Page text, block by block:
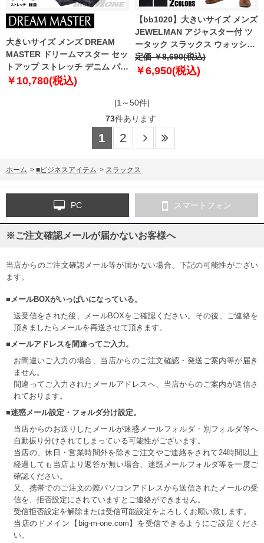
大きいサイズ メンズ DREAM
MASTER ドリームマスター セッ
トアップ ストレッチ デニム パン
ツ 軽量 ウォッシャブル
￥10,780(税込)
【bb1020】大きいサイズ メンズ
JEWELMAN アジャスター付 ツ
ータック スラックス ウォッシャ
ブル 20800
定価 ￥8,690(税込)
￥6,950(税込)
[1～50件]
73件あります
1 2
ホーム > ■ビジネスアイテム > スラックス
PC スマートフォン
※ご注文確認メールが届かないお客様へ
当店からのご注文確認メール等が届かない場合、下記の可能性がござい
ます。
■メールBOXがいっぱいになっている。
送受信をされた後、メールBOXをご確認ください。その後、ご連絡を
頂きましたらメールを再送させて頂きます。
■メールアドレスを間違ってご入力。
お間違いご入力の場合、当店からのご注文確認・発送ご案内等が届き
ません。
間違ってご入力されたメールアドレスへ、当店からのご案内が送信さ
れております。
■迷惑メール設定・フォルダ分け設定。
当店からのお送りしたメールが迷惑メールフォルダ・別フォルダ等へ
自動振り分けされてしまっている可能性がございます。
当店の、休日・営業時間外を除きご注文やご連絡をされて24時間以上
経過しても当店より返答が無い場合、迷惑メールフォルダ等を一度ご
確認ください。
又、携帯でのご注文の際パソコンアドレスから送信されたメールの受
信を、拒否設定にされていますとご連絡ができません。
受信拒否設定を解除または受信可能設定をよろしくお願い致します。
当店のドメイン【big-m-one.com】を受信できるようにご設定くださ
い。